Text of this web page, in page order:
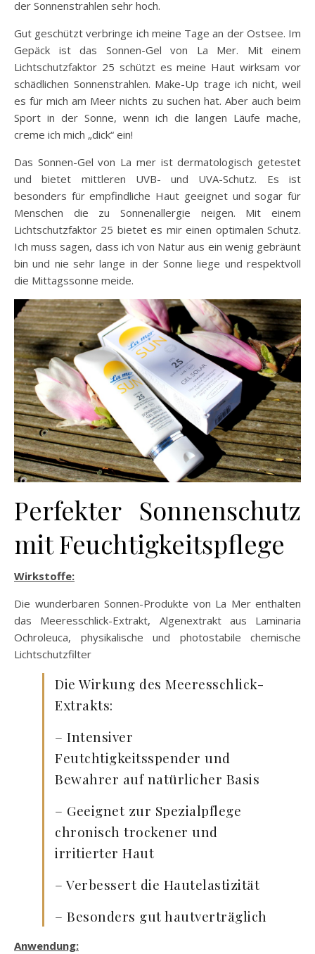
der Sonnenstrahlen sehr hoch.
Gut geschützt verbringe ich meine Tage an der Ostsee. Im
Gepäck ist das Sonnen-Gel von La Mer. Mit einem
Lichtschutzfaktor 25 schützt es meine Haut wirksam vor
schädlichen Sonnenstrahlen. Make-Up trage ich nicht, weil
es für mich am Meer nichts zu suchen hat. Aber auch beim
Sport in der Sonne, wenn ich die langen Läufe mache,
creme ich mich „dick“ ein!
Das Sonnen-Gel von La mer ist dermatologisch getestet
und bietet mittleren UVB- und UVA-Schutz. Es ist
besonders für empfindliche Haut geeignet und sogar für
Menschen die zu Sonnenallergie neigen. Mit einem
Lichtschutzfaktor 25 bietet es mir einen optimalen Schutz.
Ich muss sagen, dass ich von Natur aus ein wenig gebräunt
bin und nie sehr lange in der Sonne liege und respektvoll
die Mittagssonne meide.
Perfekter Sonnenschutz
mit Feuchtigkeitspflege
Wirkstoffe:
Die wunderbaren Sonnen-­Produkte von La Mer enthalten
das Meeresschlick-Extrakt, Algenextrakt aus Laminaria
Ochroleuca, physikalische und photostabile chemische
Lichtschutzfilter
Die Wirkung des Meeresschlick-
Extrakts:
– Intensiver
Feutchtigkeitsspender und
Bewahrer auf natürlicher Basis
– Geeignet zur Spezialpflege
chronisch trockener und
irritierter Haut
– Verbessert die Hautelastizität
– Besonders gut hautverträglich
Anwendung: